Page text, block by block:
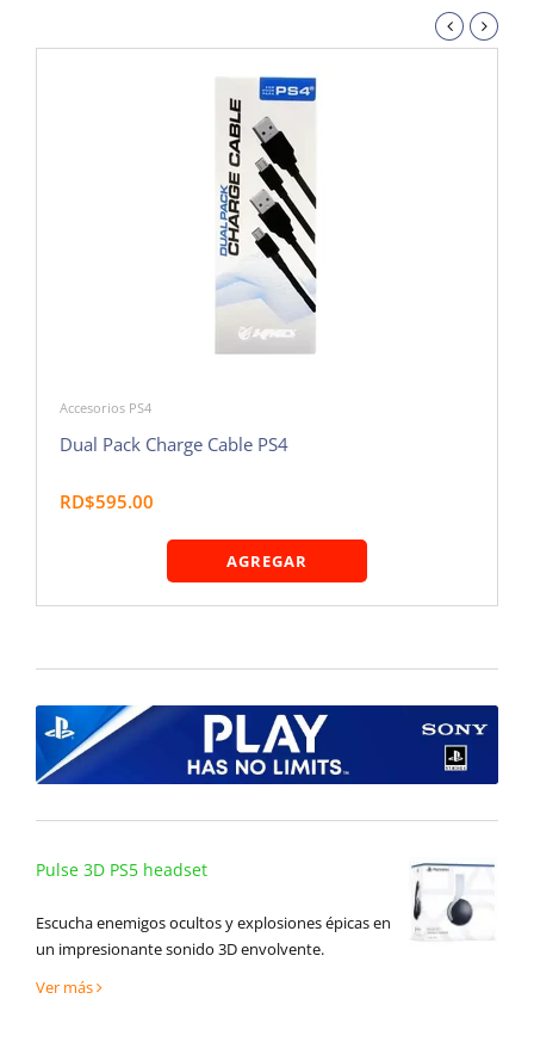
Accesorios PS4
Dual Pack Charge Cable PS4
RD$595.00
AGREGAR
Pulse 3D PS5 headset
Escucha enemigos ocultos y explosiones épicas en
un impresionante sonido 3D envolvente.
Ver más